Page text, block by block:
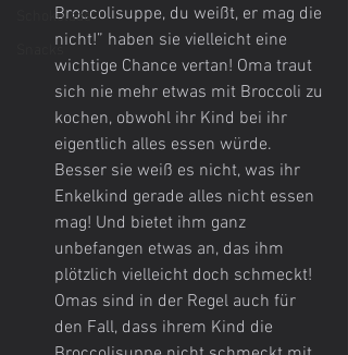
Schokolade
Snacks
Broccolisuppe, du weißt, er mag die
nicht!” haben sie vielleicht eine
wichtige Chance vertan! Oma traut
sich nie mehr etwas mit Broccoli zu
kochen, obwohl ihr Kind bei ihr
eigentlich alles essen würde.
Besser sie weiß es nicht, was ihr
Enkelkind gerade alles nicht essen
mag! Und bietet ihm ganz
unbefangen etwas an, das ihm
plötzlich vielleicht doch schmeckt!
Omas sind in der Regel auch für
den Fall, dass ihrem Kind die